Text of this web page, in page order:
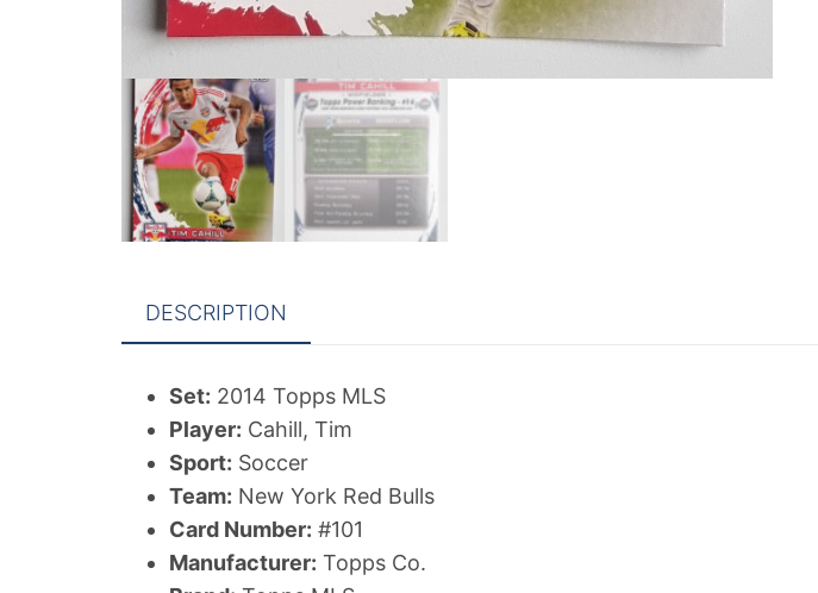
DESCRIPTION
Set: 2014 Topps MLS
Player: Cahill, Tim
Sport: Soccer
Team: New York Red Bulls
Card Number: #101
Manufacturer: Topps Co.